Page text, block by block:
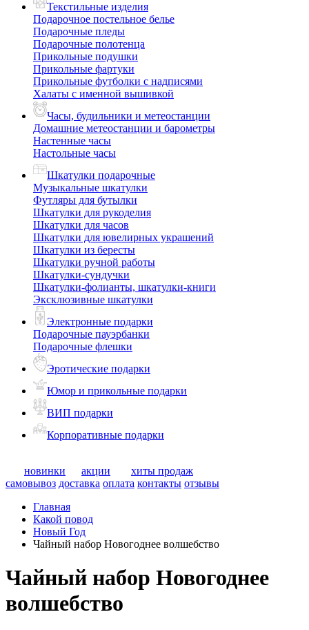
Текстильные изделия
Подарочное постельное белье
Подарочные пледы
Подарочные полотенца
Прикольные подушки
Прикольные фартуки
Прикольные футболки с надписями
Халаты с именной вышивкой
Часы, будильники и метеостанции
Домашние метеостанции и барометры
Настенные часы
Настольные часы
Шкатулки подарочные
Музыкальные шкатулки
Футляры для бутылки
Шкатулки для рукоделия
Шкатулки для часов
Шкатулки для ювелирных украшений
Шкатулки из бересты
Шкатулки ручной работы
Шкатулки-сундучки
Шкатулки-фолианты, шкатулки-книги
Эксклюзивные шкатулки
Электронные подарки
Подарочные пауэрбанки
Подарочные флешки
Эротические подарки
Юмор и прикольные подарки
ВИП подарки
Корпоративные подарки
новинки акции
хиты продаж
самовывоз доставка оплата контакты отзывы
Главная
Какой повод
Новый Год
Чайный набор Новогоднее волшебство
Чайный набор Новогоднее
волшебство